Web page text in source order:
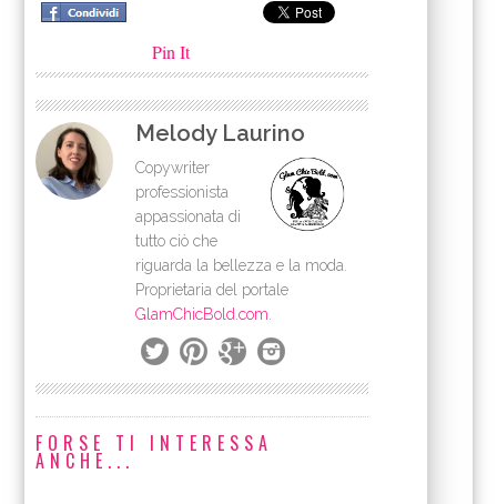
Pin It
Melody Laurino
Copywriter
professionista
appassionata di
tutto ciò che
riguarda la bellezza e la moda.
Proprietaria del portale
GlamChicBold.com
FORSE TI INTERESSA
ANCHE...